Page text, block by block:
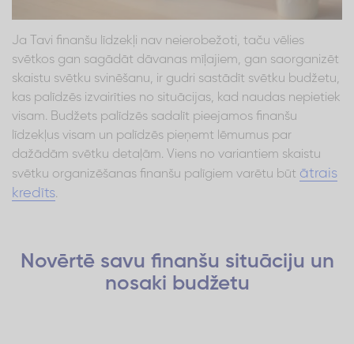
Ja Tavi finanšu līdzekļi nav neierobežoti, taču vēlies
svētkos gan sagādāt dāvanas mīļajiem, gan saorganizēt
skaistu svētku svinēšanu, ir gudri sastādīt svētku budžetu,
kas palīdzēs izvairīties no situācijas, kad naudas nepietiek
visam. Budžets palīdzēs sadalīt pieejamos finanšu
līdzekļus visam un palīdzēs pieņemt lēmumus par
dažādām svētku detaļām. Viens no variantiem skaistu
svētku organizēšanas finanšu palīgiem varētu būt ātrais
kredīts.
Novērtē savu finanšu situāciju un
nosaki budžetu